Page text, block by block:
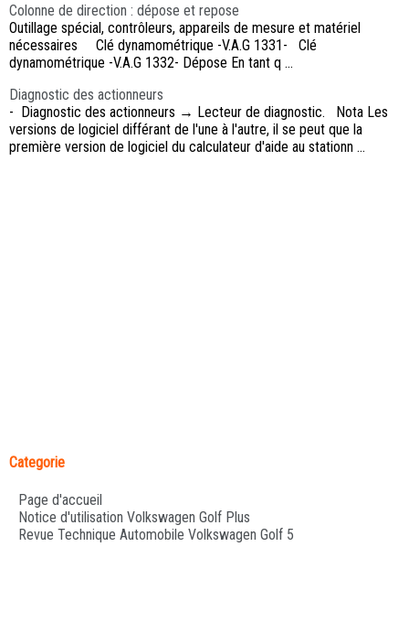
Colonne de direction : dépose et repose
Outillage spécial, contrôleurs, appareils de mesure et matériel
nécessaires Clé dynamométrique -V.A.G 1331- Clé
dynamométrique -V.A.G 1332- Dépose En tant q ...
Diagnostic des actionneurs
- Diagnostic des actionneurs → Lecteur de diagnostic. Nota Les
versions de logiciel différant de l'une à l'autre, il se peut que la
première version de logiciel du calculateur d'aide au stationn ...
Categorie
Page d'accueil
Notice d'utilisation Volkswagen Golf Plus
Revue Technique Automobile Volkswagen Golf 5